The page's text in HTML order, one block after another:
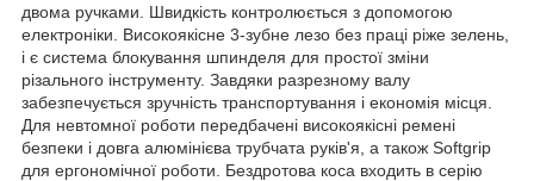
двома ручками. Швидкість контролюється з допомогою
електроніки. Високоякісне 3-зубне лезо без праці ріже зелень,
і є система блокування шпинделя для простої зміни
різального інструменту. Завдяки разрезному валу
забезпечується зручність транспортування і економія місця.
Для невтомної роботи передбачені високоякісні ремені
безпеки і довга алюмінієва трубчата руків'я, а також Softgrip
для ергономічної роботи. Бездротова коса входить в серію